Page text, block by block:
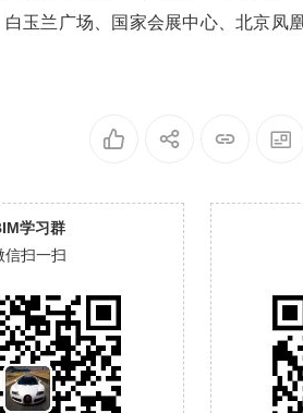
玉兰广场、国家会展中心、北京凤
学习群
信扫一扫